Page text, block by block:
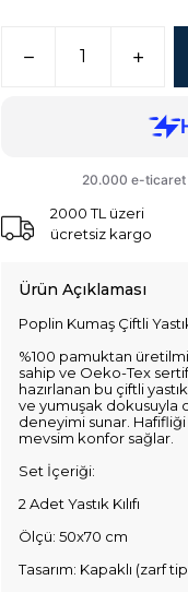
2000 TL üzeri
ücretsiz kargo
Ürün Açıklaması
Poplin Kumaş Çiftli Yastık
%100 pamuktan
sahip ve Oeko-Tex
hazırlanan bu çiftli yastık
ve yumuşak dokusuyla
deneyimi sunar.
mevsim konfor sağlar.
Set İçeriği:
2 Adet Yastık Kılıfı
Ölçü: 50x70 cm
Tasarım: Kapaklı (zarf